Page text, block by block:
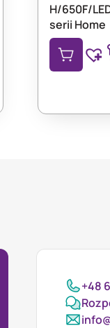
H/650F/
serii Home
+48